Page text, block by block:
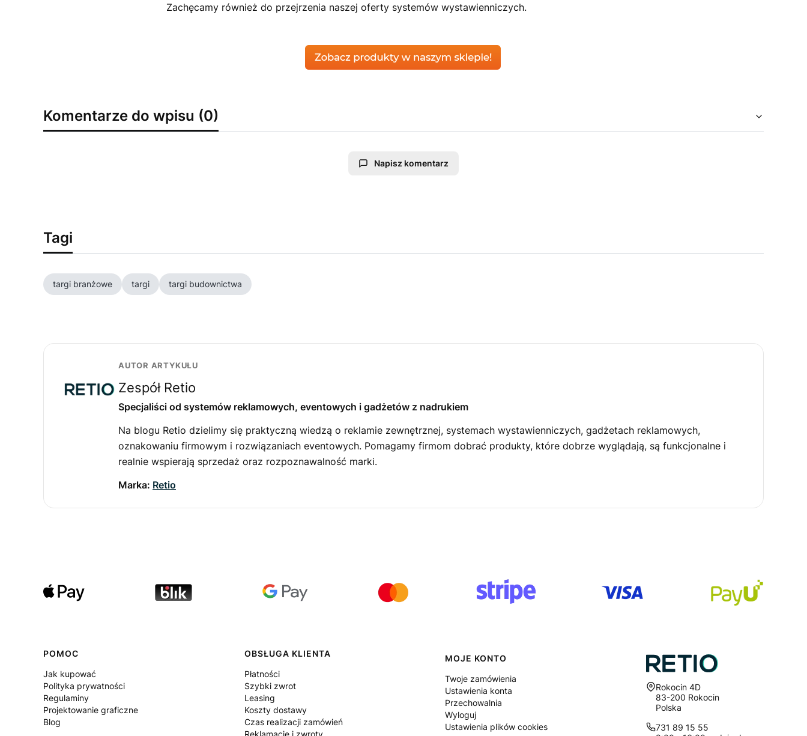
Zachęcamy również do przejrzenia naszej oferty systemów wystawienniczych.
Komentarze do wpisu (0)
Napisz komentarz
Tagi
targi branżowe targi targi budownictwa
AUTOR ARTYKUŁU
Zespół Retio
Specjaliści od systemów reklamowych, eventowych i gadżetów z nadrukiem
Na blogu Retio dzielimy się praktyczną wiedzą o reklamie zewnętrznej, systemach wystawienniczych, gadżetach reklamowych,
oznakowaniu firmowym i rozwiązaniach eventowych. Pomagamy firmom dobrać produkty, które dobrze wyglądają, są funkcjonalne i
realnie wspierają sprzedaż oraz rozpoznawalność marki.
Marka: Retio
POMOC
Jak kupować
Polityka prywatności
Regulaminy
Projektowanie graficzne
Blog
OBSŁUGA KLIENTA
Płatności
Szybki zwrot
Leasing
Koszty dostawy
Czas realizacji zamówień
Reklamacje i zwroty
MOJE KONTO
Twoje zamówienia
Ustawienia konta
Przechowalnia
Wyloguj
Ustawienia plików cookies
Adres:
Rokocin 4D
83-200 Rokocin
Polska
731 89 15 55